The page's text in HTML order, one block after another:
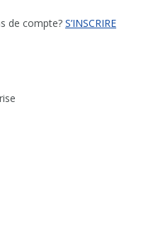
de compte? S’INSCRIRE